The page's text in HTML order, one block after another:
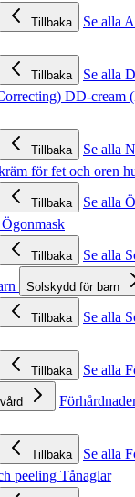
Tillbaka
Se alla
Tillbaka
Se alla
DD-cream
Tillbaka
Se alla
för fet och oren
Tillbaka
Se alla
Ögonmask
Tillbaka
Se alla
Solskydd för barn
Tillbaka
Se alla
Tillbaka
Se alla
Tillbaka
Se alla
peeling Tånaglar